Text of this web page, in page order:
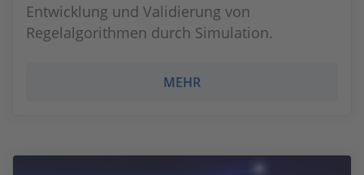
Entwicklung und Validierung von
Regelalgorithmen durch Simulation.
MEHR